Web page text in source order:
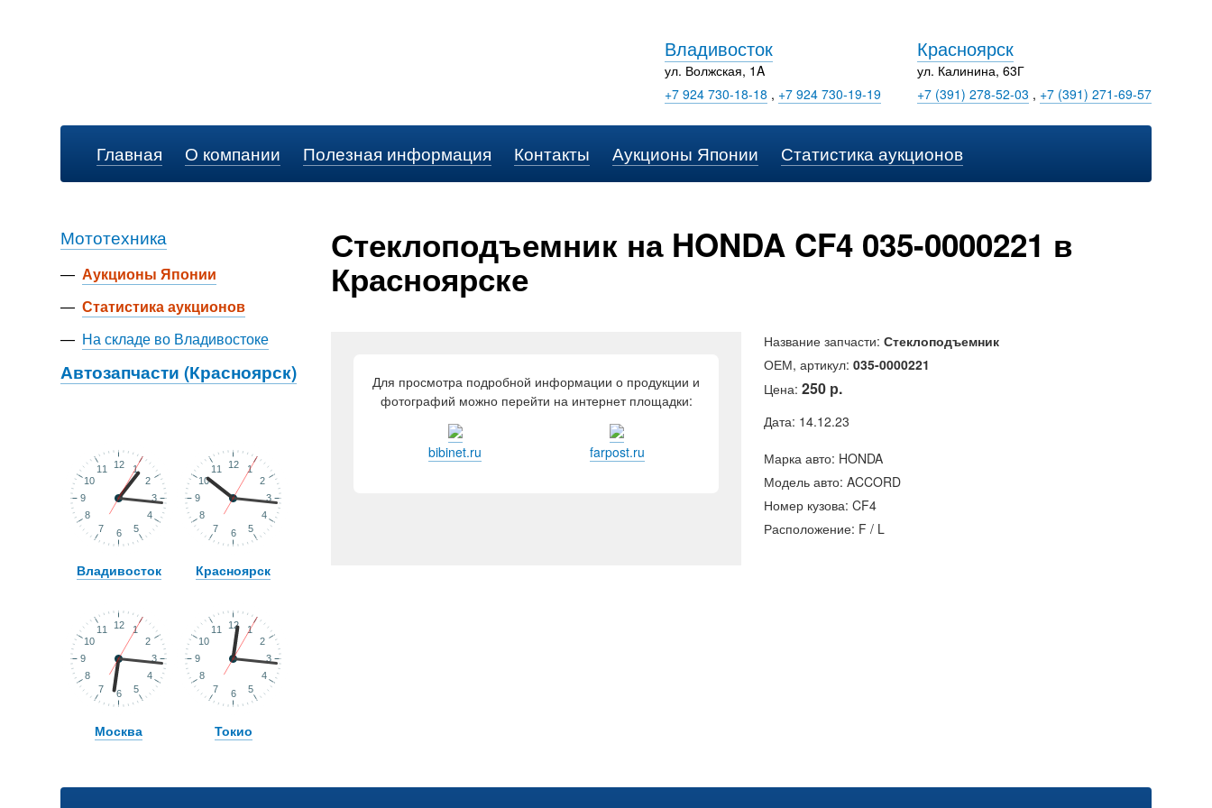
Владивосток
ул. Волжская, 1A
+7 924 730-18-18 , +7 924 730-19-19
Красноярск
ул. Калинина, 63Г
+7 (391) 278-52-03 , +7 (391) 271-69-57
Главная О компании Полезная информация Контакты Аукционы Японии Статистика аукционов
Мототехника
— Аукционы Японии
— Статистика аукционов
— На складе во Владивостоке
Автозапчасти (Красноярск)
Владивосток Красноярск
Москва Токио
Стеклоподъемник на HONDA CF4 035-0000221 в
Красноярске
Для просмотра подробной информации о продукции и
фотографий можно перейти на интернет площадки:
bibinet.ru farpost.ru
Название запчасти: Стеклоподъемник
ОЕМ, артикул: 035-0000221
Цена: 250 р.
Дата: 14.12.23
Марка авто: HONDA
Модель авто: ACCORD
Номер кузова: CF4
Расположение: F / L